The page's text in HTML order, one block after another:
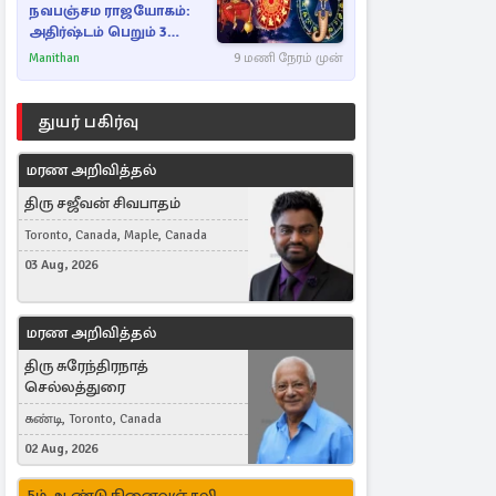
நவபஞ்சம ராஜயோகம்:
அதிர்ஷ்டம் பெறும் 3
ராசிகள்!
Manithan 9 மணி நேரம் முன்
துயர் பகிர்வு
மரண அறிவித்தல்
திரு சஜீவன் சிவபாதம்
Toronto, Canada, Maple, Canada
03 Aug, 2026
மரண அறிவித்தல்
திரு சுரேந்திரநாத்
செல்லத்துரை
கண்டி, Toronto, Canada
02 Aug, 2026